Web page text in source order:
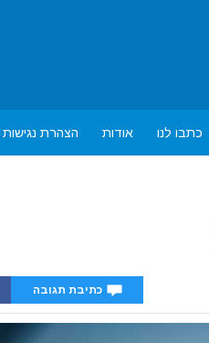
כתבו לנו אודות הצהרת נגישות
כתיבת תגובה